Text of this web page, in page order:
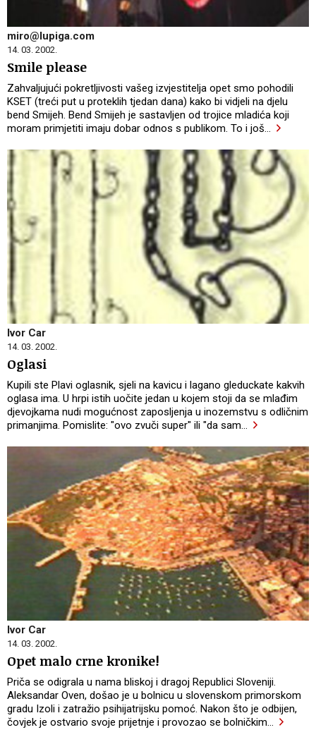
miro@lupiga.com
14. 03. 2002.
Smile please
Zahvaljujući pokretljivosti vašeg izvjestitelja opet smo pohodili
KSET (treći put u proteklih tjedan dana) kako bi vidjeli na djelu
bend Smijeh. Bend Smijeh je sastavljen od trojice mladića koji
moram primjetiti imaju dobar odnos s publikom. To i još…
Ivor Car
14. 03. 2002.
Oglasi
Kupili ste Plavi oglasnik, sjeli na kavicu i lagano gleduckate kakvih
oglasa ima. U hrpi istih uočite jedan u kojem stoji da se mlađim
djevojkama nudi mogućnost zaposljenja u inozemstvu s odličnim
primanjima. Pomislite: "ovo zvuči super" ili "da sam…
Ivor Car
14. 03. 2002.
Opet malo crne kronike!
Priča se odigrala u nama bliskoj i dragoj Republici Sloveniji.
Aleksandar Oven, došao je u bolnicu u slovenskom primorskom
gradu Izoli i zatražio psihijatrijsku pomoć. Nakon što je odbijen,
čovjek je ostvario svoje prijetnje i provozao se bolničkim…